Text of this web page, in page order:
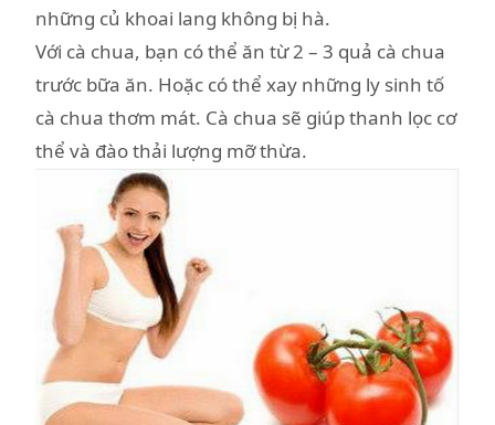
những củ khoai lang không bị hà.
Với cà chua, bạn có thể ăn từ 2 – 3 quả cà chua
trước bữa ăn. Hoặc có thể xay những ly sinh tố
cà chua thơm mát. Cà chua sẽ giúp thanh lọc cơ
thể và đào thải lượng mỡ thừa.